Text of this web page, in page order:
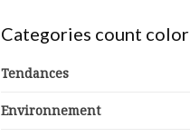
Categories count color
Tendances
Environnement